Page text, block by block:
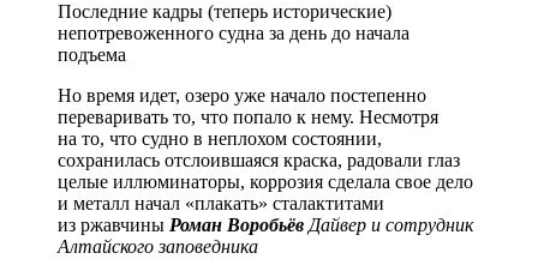
Последние кадры (теперь исторические)
непотревоженного судна за день до начала
подъема
Но время идет, озеро уже начало постепенно
переваривать то, что попало к нему. Несмотря
на то, что судно в неплохом состоянии,
сохранилась отслоившаяся краска, радовали глаз
целые иллюминаторы, коррозия сделала свое дело
и металл начал «плакать» сталактитами
из ржавчины Роман Воробьёв Дайвер и сотрудник
Алтайского заповедника